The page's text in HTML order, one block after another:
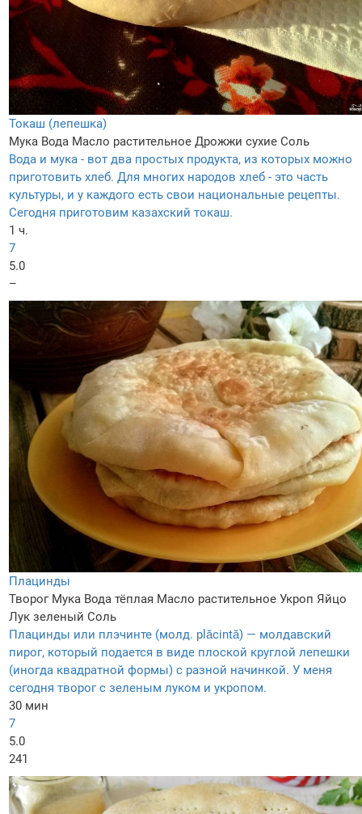
Токаш (лепешка)
Мука Вода Масло растительное Дрожжи сухие Соль
Вода и мука - вот два простых продукта, из которых можно
приготовить хлеб. Для многих народов хлеб - это часть
культуры, и у каждого есть свои национальные рецепты.
Сегодня приготовим казахский токаш.
1 ч.
7
5.0
–
Плацинды
Творог Мука Вода тёплая Масло растительное Укроп Яйцо
Лук зеленый Соль
Плацинды или плэчинте (молд. plăcintă) — молдавский
пирог, который подается в виде плоской круглой лепешки
(иногда квадратной формы) с разной начинкой. У меня
сегодня творог с зеленым луком и укропом.
30 мин
7
5.0
241